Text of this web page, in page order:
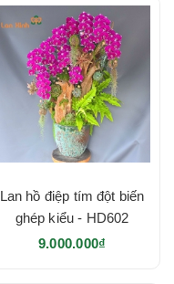
Lan hồ điệp tím đột biến
ghép kiểu - HD602
9.000.000₫